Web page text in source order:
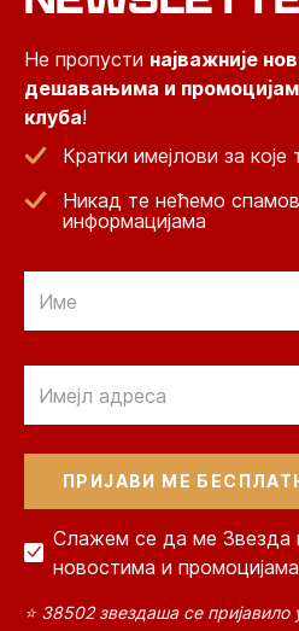
Не пропусти најважније
дешавањима и
клуба!
Кратки имејлови за
Никад те нећемо
информацијама
Слажем се да ме Звезда
новостима и промоцијама
⭐ 38502 звездаша се